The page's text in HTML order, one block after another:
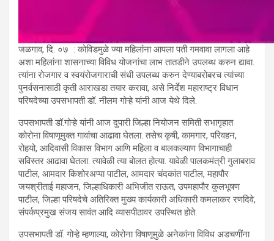
जळगाव, दि. ०७ : कोविडमुळे ज्या महिलांना आपला पती गमवावा लागला आहे
अशा महिलांना शासनाच्या विविध योजनांचा लाभ तातडीने उपलब्ध करुन द्यावा.
त्यांना रोजगार व स्वयंरोजगाराची संधी उपलब्ध करुन देण्याबरोबरच त्यांच्या
पुनर्वसनासाठी कृती आराखडा तयार करावा, असे निर्देश महाराष्ट्र विधान
परिषदेच्या उपसभापती डॉ. नीलम गोऱ्हे यांनी आज येथे दिले.
उपसभापती डॉ.गोऱ्हे यांनी आज दुपारी जिल्हा नियोजन समिती सभागृहात
कोरोना विषाणूमुक्त गावांचा आढावा घेतला. तसेच कृषी, कामगार, परिवहन,
रोहयो, आदिवासी विकास विभाग आणि महिला व बालकल्याण विभागाचाही
सविस्तर आढावा घेतला. त्यावेळी त्या बोलत होत्या. यावेळी पालकमंत्री गुलाबराव
पाटील, आमदार किशोरअप्पा पाटील, आमदार चंदकांत पाटील, महापौर
जयश्रीताई महाजन, जिल्हाधिकारी अभिजीत राऊत, उपमहापौर कुलभूषण
पाटील, जिल्हा परिषदेचे अतिरिक्त मुख्य कार्यकारी अधिकारी कमलाकर रणदिवे,
संपर्कप्रमुख संजय सावंत आदि व्यासपीठावर उपस्थित होते.
उपसभापती डॉ. गोऱ्हे म्हणाल्या, कोरोना विषाणूमुळे अनेकांना विविध अडचणींना